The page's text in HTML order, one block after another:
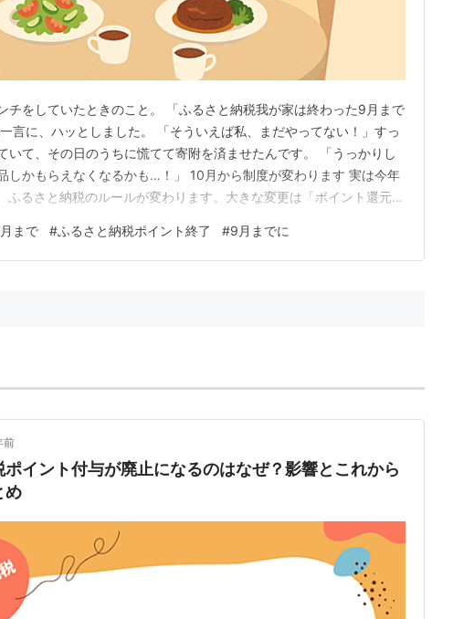
チをしていたときのこと。 「ふるさと納税我が家は終わった9月まで
言に、ハッとしました。 「そういえば私、まだやってない！」すっ
いて、その日のうちに慌てて寄附を済ませたんです。 「うっかりし
しかもらえなくなるかも…！」 10月から制度が変わります 実は今年
ふるさと納税のルールが変わります。大きな変更は「ポイント還元が
ドなどがもらえていました。でも10月以降はそれがゼロに。 つま
ント」というダブ…
まで #ふるさと納税ポイント終了 #9月までに
前
イント付与が廃止になるのはなぜ？影響とこれから
め